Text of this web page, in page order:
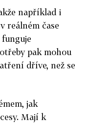
například i
reálném čase
pak mohou
dříve, než se
jak
Mají k